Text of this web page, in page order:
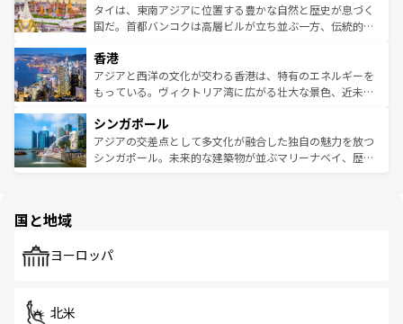
わってみてほしい。 なお、新着の韓国情報はコンテンツ一
覧を参照してほしい。
ーチミン市のフランス統治時代の建物も、独特の雰囲気を
醸し出している。また、バラエティの豊かさとおいしさで
とつ。フォーやバインミー、ベトナムコーヒーなどは、ぜ
ひ現地で味わいたい。どの地域を訪れてもあたたかい人々
が旅行者を迎えてくれるので、きっと忘れられない旅にな
参照してほしい。
タイは、東南アジアに位置する豊かな自然と歴史が息づく
国だ。首都バンコクは高層ビルが立ち並ぶ一方、伝統的な
の活気が交差している。北部ではチェンマイなどの山岳地
帯で自然と触れ合い、南部ではプーケットやクラビの美し
いビーチでリゾート気分を楽しむことができる。タイ料理
激する。気候は一年中温暖で、どの季節にも異なる楽しみ
が待っている。親しみやすいタイの人々、仏教を中心とし
た文化、そして多様な観光資源が、訪れる旅人を魅了し続
香港
アジアと西洋の文化が交わる香港は、特有のエネルギーを
もっている。ヴィクトリア湾に広がる壮大な景色、近未来
み、どこを訪れても感動するはず。観光スポットが密集し
ており、効率よく見どころを回れるのも魅力。息をのむよ
うな絶景から文化的な体験まで、香港を存分に楽しみ尽く
シンガポール
アジアの交差点として多文化が融合した独自の魅力を放つ
シンガポール。未来的な建築物が並ぶマリーナベイ、歴史
で、ホーカーズは地元の風情を楽しめる外せないスポット
国と地域
ヨーロッパ
北米